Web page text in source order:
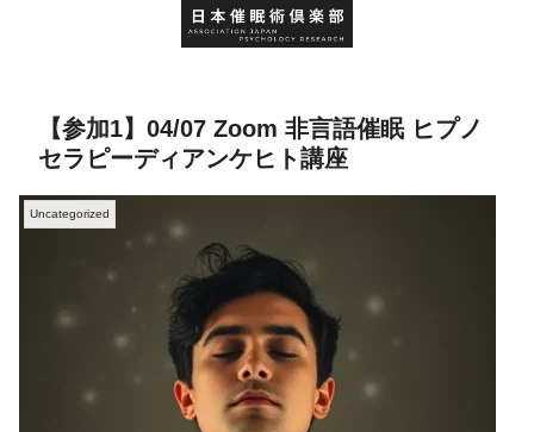
【参加1】04/07 Zoom 非言語催眠 ヒプノ
セラピーディアンケヒト講座
Uncategorized